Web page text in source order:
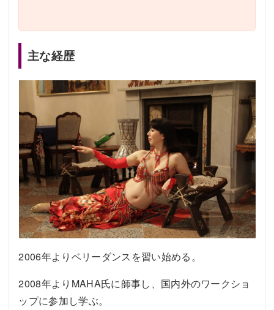
主な経歴
2006年よりベリーダンスを習い始める。
2008年よりMAHA氏に師事し、国内外のワークショ
ップに参加し学ぶ。